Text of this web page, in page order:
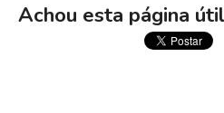
Achou esta página